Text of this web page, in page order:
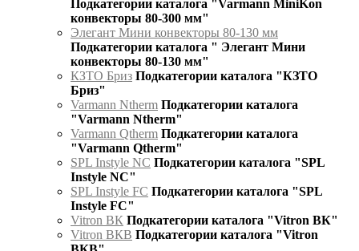
Подкатегории каталога "Varmann MiniKon
конвекторы 80-300 мм"
Элегант Мини конвекторы 80-130 мм
Подкатегории каталога " Элегант Мини
конвекторы 80-130 мм"
КЗТО Бриз Подкатегории каталога "КЗТО
Бриз"
Varmann Ntherm Подкатегории каталога
"Varmann Ntherm"
Varmann Qtherm Подкатегории каталога
"Varmann Qtherm"
SPL Instyle NC Подкатегории каталога "SPL
Instyle NC"
SPL Instyle FC Подкатегории каталога "SPL
Instyle FC"
Vitron ВК Подкатегории каталога "Vitron ВК"
Vitron ВКВ Подкатегории каталога "Vitron